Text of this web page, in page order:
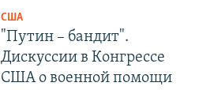
США
"Путин – бандит".
Дискуссии в Конгрессе
США о военной помощи